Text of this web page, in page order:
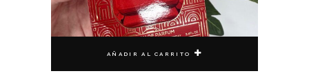
AÑADIR AL CARRITO